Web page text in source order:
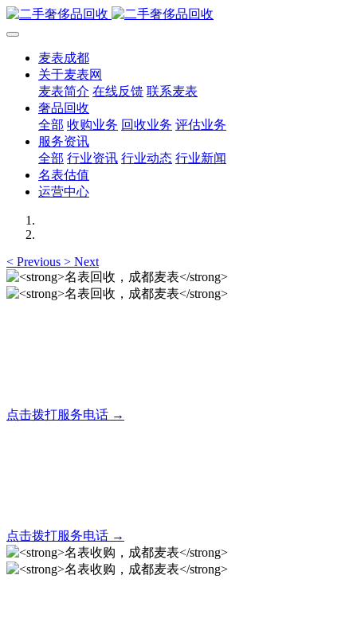
麦表成都
关于麦表网
麦表简介 在线反馈 联系麦表
奢品回收
全部 收购业务 回收业务 评估业务
服务资讯
全部 行业资讯 行业动态 行业新闻
名表估值
运营中心
< Previous > Next
点击拨打服务电话 →
点击拨打服务电话 →